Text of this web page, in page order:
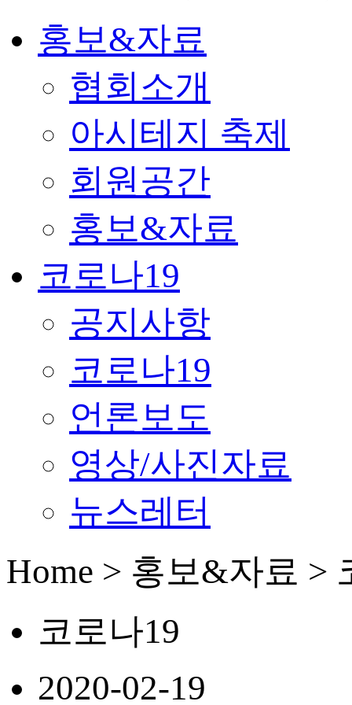
홍보&자료
협회소개
아시테지 축제
회원공간
홍보&자료
코로나19
공지사항
코로나19
언론보도
영상/사진자료
뉴스레터
Home > 홍보&자료 >
코로나19
2020-02-19